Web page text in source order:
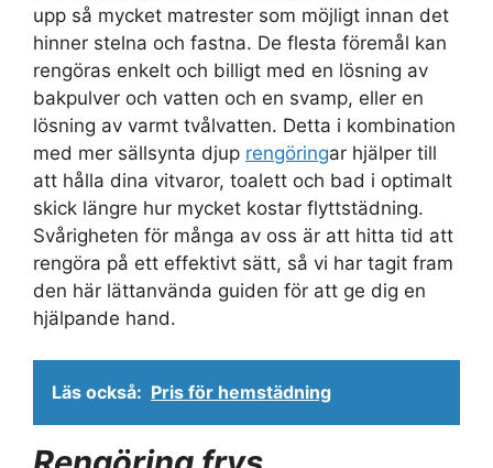
upp så mycket matrester som möjligt innan det
hinner stelna och fastna. De flesta föremål kan
rengöras enkelt och billigt med en lösning av
bakpulver och vatten och en svamp, eller en
lösning av varmt tvålvatten. Detta i kombination
med mer sällsynta djup rengöringar hjälper till
att hålla dina vitvaror, toalett och bad i optimalt
skick längre hur mycket kostar flyttstädning.
Svårigheten för många av oss är att hitta tid att
rengöra på ett effektivt sätt, så vi har tagit fram
den här lättanvända guiden för att ge dig en
hjälpande hand.
Läs också: Pris för hemstädning